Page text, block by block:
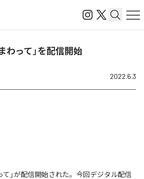
わって」を配信開始
2022.6.3
て」が配信開始された。今回デジタル配信